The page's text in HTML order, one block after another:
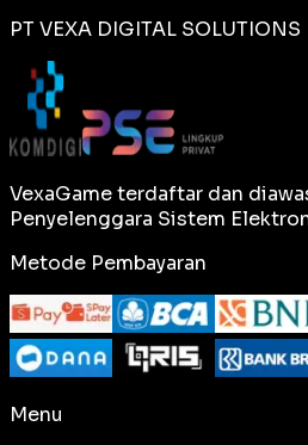
PT VEXA DIGITAL SOLUTIONS
VexaGame terdaftar dan
Penyelenggara Sistem
Metode Pembayaran
Menu